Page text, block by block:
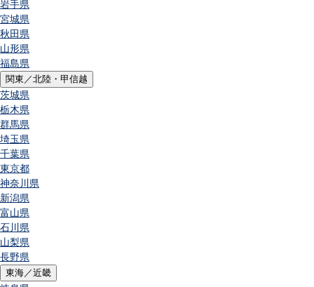
岩手県
宮城県
秋田県
山形県
福島県
関東／北陸・甲信越
茨城県
栃木県
群馬県
埼玉県
千葉県
東京都
神奈川県
新潟県
富山県
石川県
山梨県
長野県
東海／近畿